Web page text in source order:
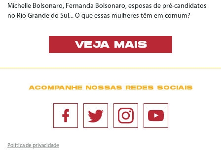
Michelle Bolsonaro, Fernanda Bolsonaro, esposas de pré-candidatos
no Rio Grande do Sul... O que essas mulheres têm em comum?
VEJA MAIS
ACOMPANHE NOSSAS REDES SOCIAIS
Política de privacidade